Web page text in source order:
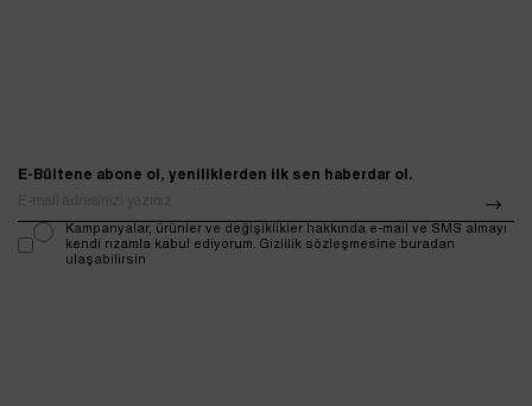
E-Bültene abone ol, yeniliklerden ilk sen haberdar ol.
Kampanyalar, ürünler ve değişiklikler hakkında e-mail ve SMS almayı
kendi rızamla kabul ediyorum. Gizlilik sözleşmesine buradan
ulaşabilirsin